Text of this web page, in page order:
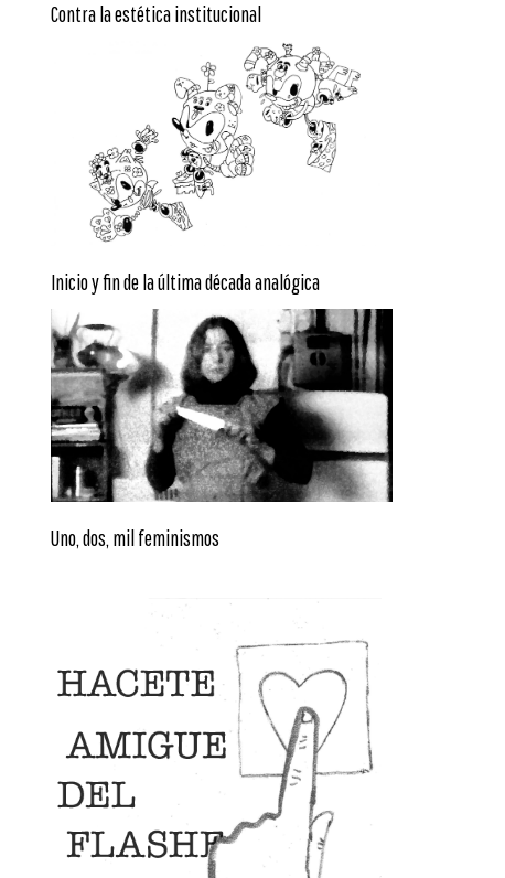
Contra la estética institucional
Inicio y fin de la última década analógica
Uno, dos, mil feminismos